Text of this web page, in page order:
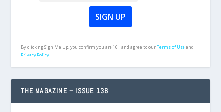
By clicking Sign Me Up, you confirm you are 16+ and agree to ourTerms of Useand
Privacy Policy.
THE MAGAZINE – ISSUE 136